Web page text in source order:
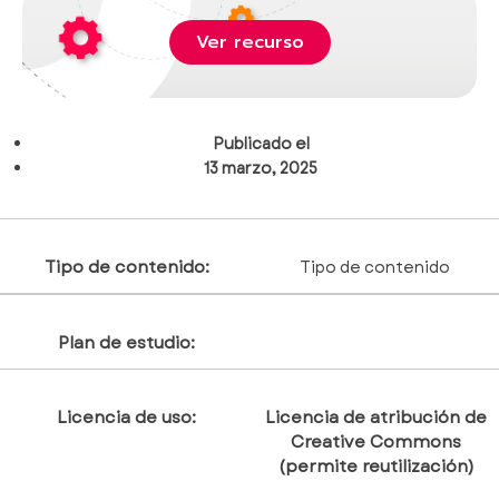
Ver recurso
Publicado el
13 marzo, 2025
Tipo de contenido: Tipo de contenido
Plan de estudio:
Licencia de uso:
Licencia de atribución de
Creative Commons
(permite reutilización)